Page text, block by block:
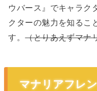
ウバース』でキャラク
クターの魅力を知るこ
す。（とりあえずマナ
マナリアフレ